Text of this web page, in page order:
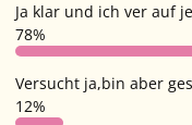
Ja klar und ich ver auf
78%
Versucht ja,bin aber
12%